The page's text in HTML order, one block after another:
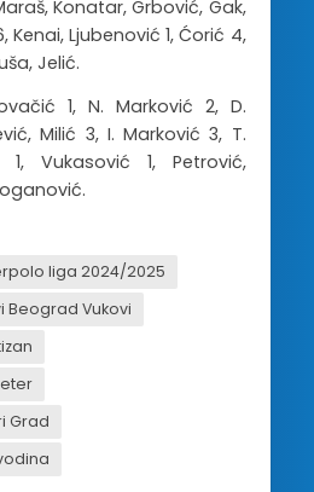
Konatar, Grbović, Gak,
Kenai, Ljubenović 1, Ćorić 4,
Jelić.
1, N. Marković 2, D.
Milić 3, I. Marković 3, T.
Vukasović 1, Petrović,
liga 2024/2025
Beograd Vukovi
Grad